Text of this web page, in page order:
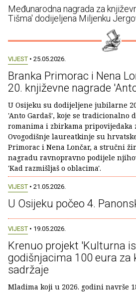
Međunarodna nagrada za
Tišma' dodijeljena Miljenku
VIJEST • 25.05.2026.
Branka Primorac i Nena
20. književne nagrade
U Osijeku su dodijeljene jubilarne
'Anto Gardaš', koje se tradicionalno
romanima i zbirkama pripovijedaka
Ovogodišnje laureatkinje su
Primorac i Nena Lončar, a stručni
nagradu ravnopravno podijele
'Kad razmišljaš o oblacima'.
VIJEST • 21.05.2026.
U Osijeku počeo 4.
VIJEST • 19.05.2026.
Krenuo projekt 'Kulturna
godišnjacima 100 eura za
sadržaje
Mladima koji u 2026. godini navrše